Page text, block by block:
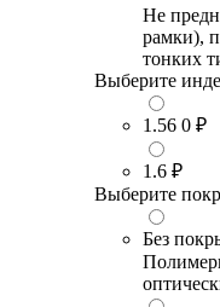
Не
рамки),
тонких
Выберите
1.56 0 ₽
1.6 ₽
Выберите
Без